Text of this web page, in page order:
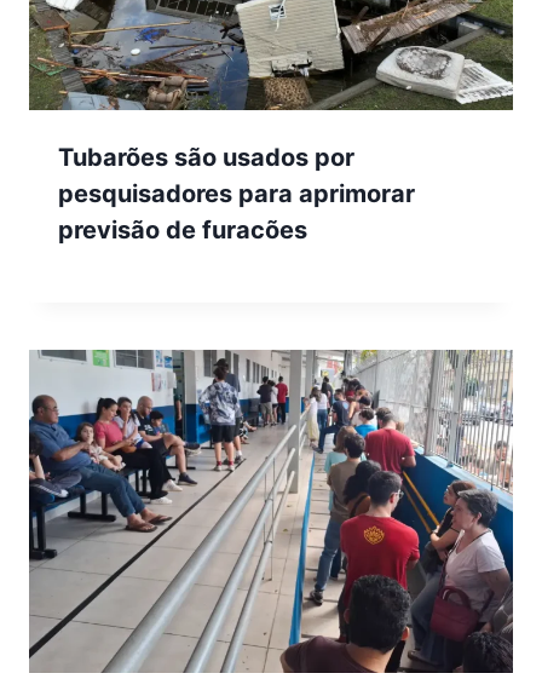
Tubarões são usados por
pesquisadores para aprimorar
previsão de furacões